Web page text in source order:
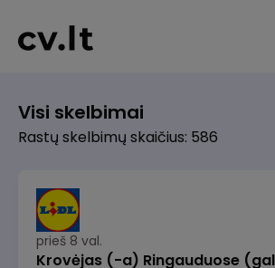
Visi skelbimai
Rastų skelbimų skaičius: 586
prieš 8 val.
Krovėjas (-a) Ringauduose